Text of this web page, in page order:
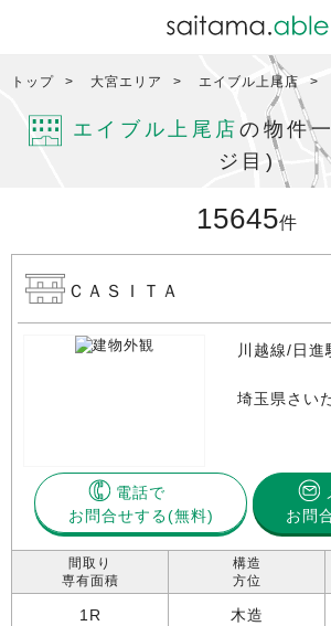
トップ 大宮エリア エイブル上尾店
エイブル上尾店 の物件
ジ目)
15645件
ＣＡＳＩＴＡ
川越線/日
埼玉県さい
電話で
お問合せする
お問
間取り
専有面積
1R
構造
方位
木造